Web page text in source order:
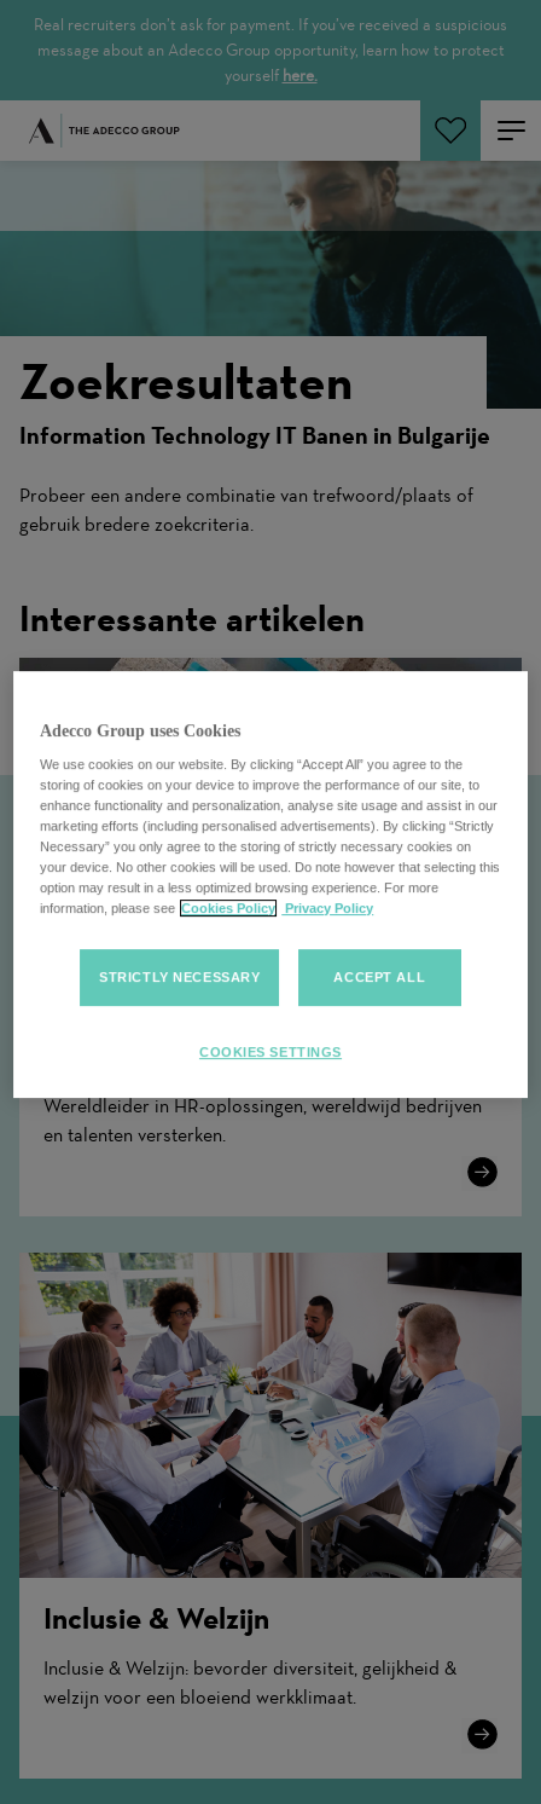
Real recruiters don’t ask for payment. If you’ve received a suspicious
message about an Adecco Group opportunity, learn how to protect
yourself here.
Zoeken
Zoekresultaten
Information Technology IT Banen in Bulgarije
Probeer een andere combinatie van trefwoord/plaats of
gebruik bredere zoekcriteria.
Interessante artikelen
Wereldleider in HR-oplossingen, wereldwijd bedrijven
en talenten versterken.
Learn
Inclusie & Welzijn
Inclusie & Welzijn: bevorder diversiteit, gelijkheid &
welzijn voor een bloeiend werkklimaat.
Learn
Adecco Group uses Cookies
We use cookies on our website. By clicking “Accept All” you agree to the
storing of cookies on your device to improve the performance of our site, to
enhance functionality and personalization, analyse site usage and assist in our
marketing efforts (including personalised advertisements). By clicking “Strictly
Necessary” you only agree to the storing of strictly necessary cookies on
your device. No other cookies will be used. Do note however that selecting this
option may result in a less optimized browsing experience. For more
information, please see Cookies Policy Privacy Policy
STRICTLY NECESSARY ACCEPT ALL
COOKIES SETTINGS